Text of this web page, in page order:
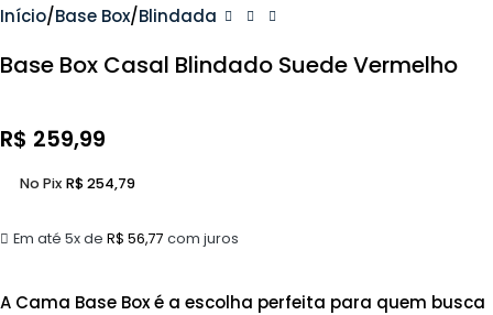
Início Base Box Blindada
Base Box Casal Blindado Suede Vermelho
R$ 259,99
Em até 5x de R$ 56,77 com juros
No Pix R$254,79
A Cama Base Box é a escolha perfeita para quem busca